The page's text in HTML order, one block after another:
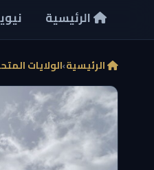
الرئيسية
الرئيسية›الولايات